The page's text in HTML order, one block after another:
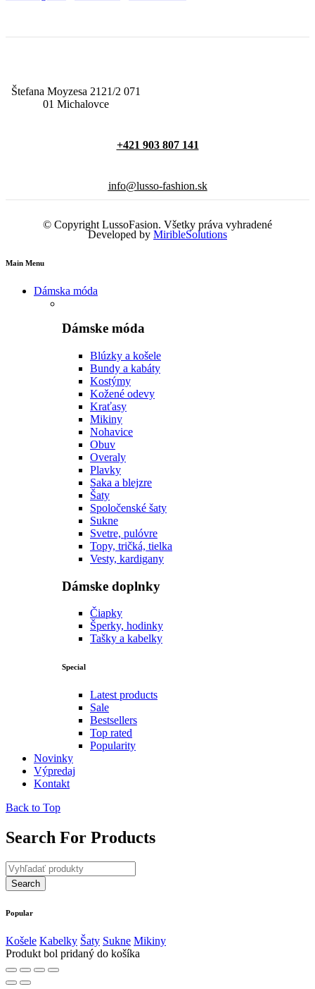
Štefana Moyzesa 2121/2 071
01 Michalovce
+421 903 807 141
info@lusso-fashion.sk
© Copyright LussoFasion. Všetky práva vyhradené
Developed by MiribleSolutions
Main Menu
Dámska móda
Dámske móda
Blúzky a košele
Bundy a kabáty
Kostýmy
Kožené odevy
Kraťasy
Mikiny
Nohavice
Obuv
Overaly
Plavky
Saka a blejzre
Šaty
Spoločenské šaty
Sukne
Svetre, pulóvre
Topy, tričká, tielka
Vesty, kardigany
Dámske doplnky
Čiapky
Šperky, hodinky
Tašky a kabelky
Special
Latest products
Sale
Bestsellers
Top rated
Popularity
Novinky
Výpredaj
Kontakt
Back to Top
Search For Products
Popular
Košele Kabelky Šaty Sukne Mikiny
Produkt bol pridaný do košíka